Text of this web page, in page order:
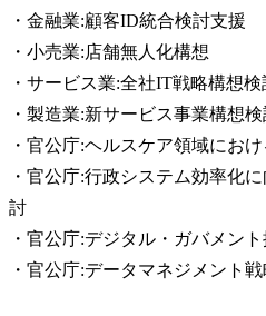
・金融業:顧客ID統合検討支援
・小売業:店舗無人化構想
・サービス業:全社IT戦略構想検
・製造業:新サービス事業構想
・官公庁:ヘルスケア領域にお
・官公庁:行政システム効率化
討
・官公庁:デジタル・ガバメン
・官公庁:データマネジメント